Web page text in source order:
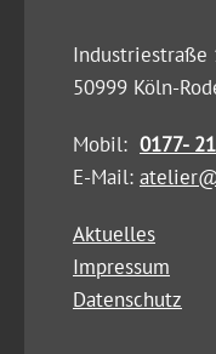
Industriestraße
50999 Köln-
Mobil: 0177-
E-Mail:
Aktuelles
Impressum
Datenschutz